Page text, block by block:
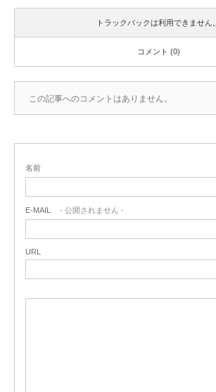
トラックバックは利用できません。
コメント (0)
この記事へのコメントはありません。
名前
E-MAIL - 公開されません -
URL